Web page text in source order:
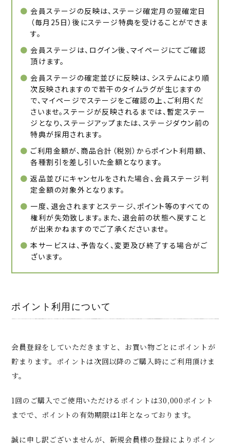
会員ステージの反映は、ステージ確定月の翌確定日
（毎月25日）後にステージ特典を受けることができま
す。
会員ステージは、ログイン後、マイページにてご確認
頂けます。
会員ステージの確定並びに反映は、システムにより順
次反映されますので若干のタイムラグが生じますの
で、マイページでステージをご確認の上、ご利用くだ
さいませ。ステージが反映されるまでは、暫定ステー
ジとなり、ステージアップまたは、ステージダウン前の
特典が採用されます。
ご利用金額が、商品合計（税別）からポイント利用額、
各種割引を差し引いた金額となります。
返品並びにキャンセルをされた場合、会員ステージ判
定金額の対象外となります。
一度、退会されますとステージ、ポイント等のすべての
権利が失効致します。また、退会前の状態へ戻すこと
が出来かねますのでご了承くださいませ。
本サービスは、予告なく、変更及び終了する場合がご
ざいます。
ポイント利用について
会員登録をしていただきますと、お買い物ごとにポイントが
貯まります。ポイントは次回以降のご購入時にご利用頂けま
す。
1回のご購入でご使用いただけるポイントは30,000ポイント
までで、ポイントの有効期限は1年となっております。
誠に申し訳ございませんが、新規会員様の登録によりポイン